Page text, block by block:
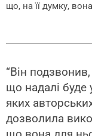
що, на її думку,
“Він
що надалі буде
яких
дозволила